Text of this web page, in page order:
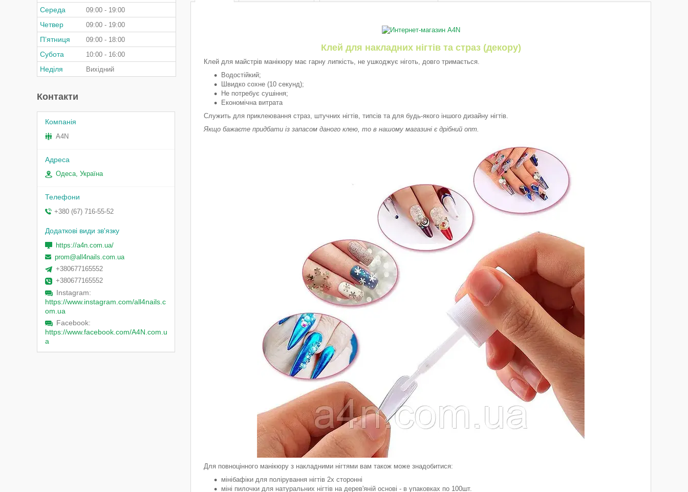
Клей для накладних нігтів та страз (декору)
Клей для майстрів манікюру має гарну липкість, не ушкоджує ніготь, довго тримається.
Водостійкий;
Швидко сохне (10 секунд);
Не потребує сушіння;
Економічна витрата
Служить для приклеювання страз, штучних нігтів, типсів та для будь-якого іншого дизайну нігтів.
Якщо бажаєте придбати із запасом даного клею, то в нашому магазині є дрібний опт.
Для повноцінного манікюру з накладними нігтями вам також може знадобитися:
мінібафіки для полірування нігтів 2х сторонні
міні пилочки для натуральних нігтів на дерев'яній основі - в упаковках по 100шт.
Середа 09:00 19:00
Четвер 09:00 19:00
Пʼятниця 09:00 18:00
Субота 10:00 16:00
Неділя Вихідний
Контакти
A4N
Одеса, Україна
+380 (67) 716-55-52
https://a4n.com.ua/
prom@all4nails.com.ua
+380677165552
+380677165552
Instagram
https://www.instagram.com/all4nails.c
om.ua
Facebook
https://www.facebook.com/A4N.com.u
a